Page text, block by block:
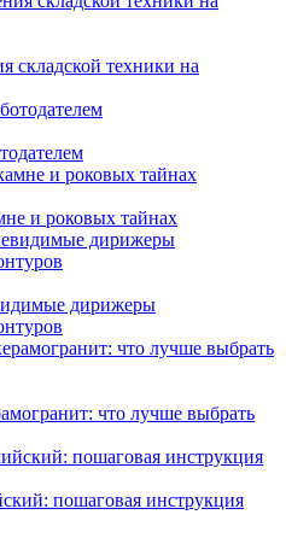
складской техники на
и роковых тайнах
дирижеры
что лучше выбрать
пошаговая инструкция